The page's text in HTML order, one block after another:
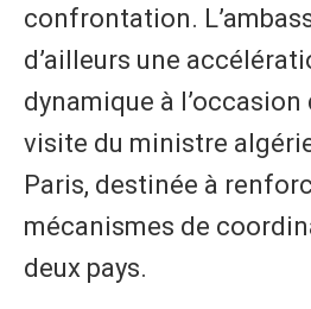
confrontation.
d’ailleurs une
dynamique à
visite du ministre
Paris, destinée à
mécanismes de
deux pays.